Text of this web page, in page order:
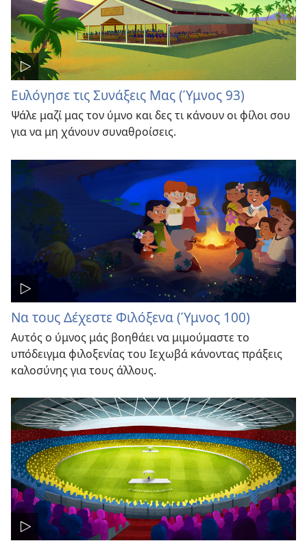
Ευλόγησε τις Συνάξεις Μας (Ύμνος 93)
Ψάλε μαζί μας τον ύμνο και δες τι κάνουν οι φίλοι σου
για να μη χάνουν συναθροίσεις.
Να τους Δέχεστε Φιλόξενα (Ύμνος 100)
Αυτός ο ύμνος μάς βοηθάει να μιμούμαστε το
υπόδειγμα φιλοξενίας του Ιεχωβά κάνοντας πράξεις
καλοσύνης για τους άλλους.